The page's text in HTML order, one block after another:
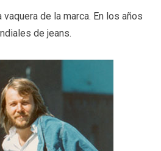
de la marca. En los años
de jeans.